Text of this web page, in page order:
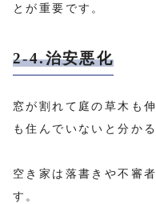
とが重要です。
2-4.治安悪化
窓が割れて庭の草木も
も住んでいないと分か
空き家は落書きや不審
す。